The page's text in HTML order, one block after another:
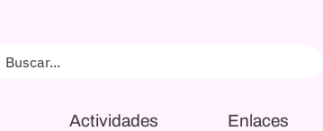
Actividades Enlaces